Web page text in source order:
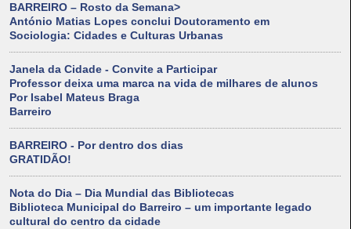
BARREIRO – Rosto da Semana>
António Matias Lopes conclui Doutoramento em
Sociologia: Cidades e Culturas Urbanas
Janela da Cidade - Convite a Participar
Professor deixa uma marca na vida de milhares de alunos
Por Isabel Mateus Braga
Barreiro
BARREIRO - Por dentro dos dias
GRATIDÃO!
Nota do Dia – Dia Mundial das Bibliotecas
Biblioteca Municipal do Barreiro – um importante legado
cultural do centro da cidade